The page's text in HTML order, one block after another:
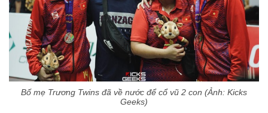
Bố mẹ Trương Twins đã về nước để cổ vũ 2 con (Ảnh: Kicks
Geeks)